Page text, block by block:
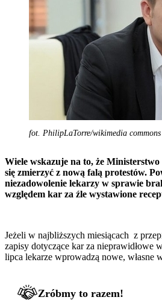
fot. PhilipLaTorre/wikimedia commons
Wiele wskazuje na to, że Ministerstwo
się zmierzyć z nową falą protestów.
niezadowolenie lekarzy w sprawie
względem kar za źle wystawione
Jeżeli w najbliższych miesiącach z
zapisy dotyczące kar za nieprawidłowe
lipca lekarze wprowadzą nowe, własne
Zróbmy to razem!